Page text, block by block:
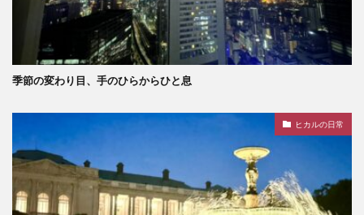
季節の変わり目、手のひらからひと息
ヒカルの日常